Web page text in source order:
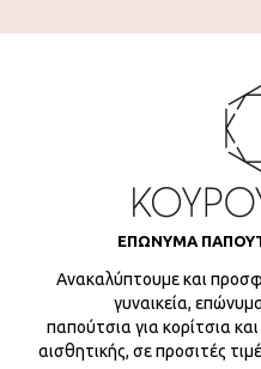
ΕΠΩΝΥΜΑ
Ανακαλύπτουμε και
γυναικεία,
παπούτσια για κορίτσια
αισθητικής, σε προσιτές